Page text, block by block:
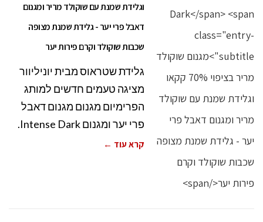
וגלידת שמנת עם שוקולד מריר ומגנום
דאבל פרי יער - גלידת שמנת מצופה
שכבות שוקולד וקרם פירות יער
גלידת שטראוס מבית יוניליוור
מציגה טעמים חדשים למותג
הפרימיום מגנום מגנום דאבל
פרי יער ומגנום Intense Dark.
קרא עוד ←